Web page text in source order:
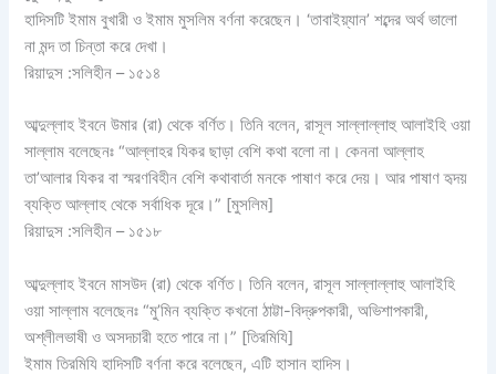
হাদিসটি ইমাম বুখারী ও ইমাম মুসলিম বর্ণনা করেছেন। ‘তাবাইয়্যান’ শব্দের অর্থ ভালো
না মন্দ তা চিন্তা করে দেখা।
রিয়াদুস :সলিহীন – ১৫১৪
আব্দুল্লাহ ইবনে উমার (রা) থেকে বর্ণিত। তিনি বলেন, রাসূল সাল্লাল্লাহু আলাইহি ওয়া
সাল্লাম বলেছেনঃ “আল্লাহর যিকর ছাড়া বেশি কথা বলো না। কেননা আল্লাহ
তা’আলার যিকর বা স্মরণবিহীন বেশি কথাবার্তা মনকে পাষাণ করে দেয়। আর পাষাণ হৃদয়
ব্যক্তি আল্লাহ থেকে সর্বাধিক দূরে।” [মুসলিম]
রিয়াদুস :সলিহীন – ১৫১৮
আব্দুল্লাহ ইবনে মাসউদ (রা) থেকে বর্ণিত। তিনি বলেন, রাসূল সাল্লাল্লাহু আলাইহি
ওয়া সাল্লাম বলেছেনঃ “মু’মিন ব্যক্তি কখনো ঠাট্টা-বিদ্রুপকারী, অভিশাপকারী,
অশ্লীলভাষী ও অসদচারী হতে পারে না।” [তিরমিযি]
ইমাম তিরমিযি হাদিসটি বর্ণনা করে বলেছেন, এটি হাসান হাদিস।